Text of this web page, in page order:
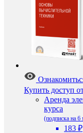
Купить доступ
Аренда
курса
(подписка на 6
183 ₽